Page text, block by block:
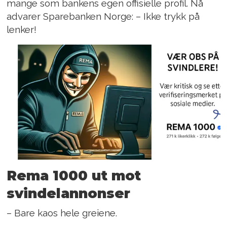
mange som bankens egen offisielle profil. Nå
advarer Sparebanken Norge: – Ikke trykk på
lenker!
Rema 1000 ut mot
svindelannonser
– Bare kaos hele greiene.